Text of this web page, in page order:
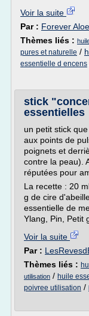
Voir la suite
Par : Forever
Thèmes liés :
pures et naturelle /
essentielle d encens
stick
essentielles
un petit stick
aux points de
poignets et
contre la peau).
réputées pour
La recette : 20
g de cire
essentielle de
Ylang, Pin, Petit
Voir la suite
Par :
Thèmes liés :
utilisation / huile
poivree utilisation /